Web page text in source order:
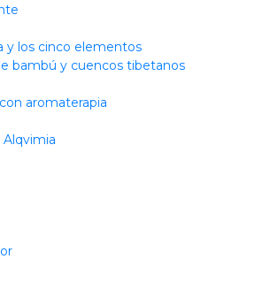
y los cinco elementos
bambú y cuencos tibetanos
aromaterapia